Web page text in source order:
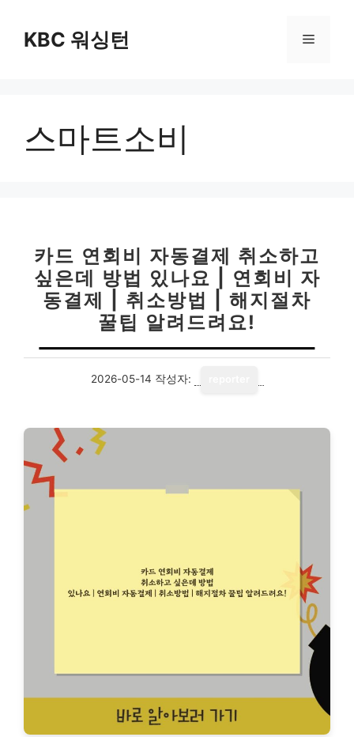
KBC 워싱턴 메
스마트소비
카드 연회비 자동결제 취소하고
싶은데 방법 있나요 | 연회비 자
동결제 | 취소방법 | 해지절차
꿀팁 알려드려요!
2026-05-14 작성자: